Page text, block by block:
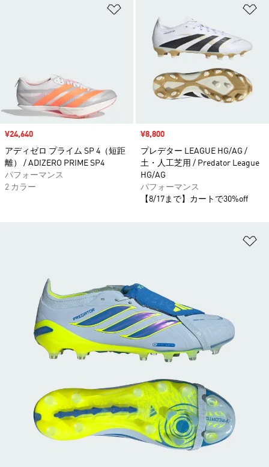
セール価格
¥24,640
アディゼロ プライム SP 4（短距
離） / ADIZERO PRIME SP4
パフォーマンス
2 カラー
セール価格
¥8,800
プレデター LEAGUE HG/AG /
土・人工芝用 / Predator League
HG/AG
パフォーマンス
【8/17まで】カートで30%off